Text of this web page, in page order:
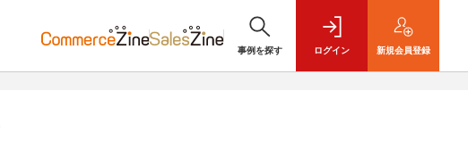
事例を探す ログイン 新規会員登録